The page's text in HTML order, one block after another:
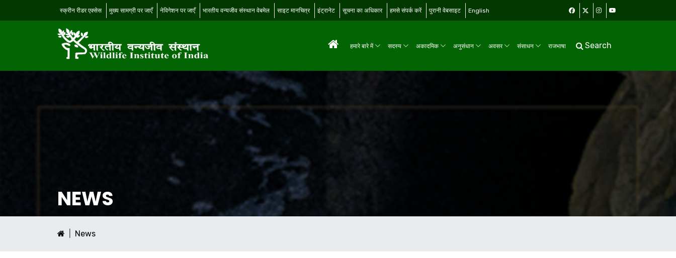
स्क्रीन रीडर एक्सेस मुख्य सामग्री पर जाएँ नेविगेशन पर जाएँ भारतीय वन्यजीव संस्थान वेबमेल साइट मानचित्र इंट्रानेट सूचना का अधिकार हमसे संपर्क करें पुरानी वेबसाइट English
हमारे बारे में सदस्य अकादमिक अनुसंधान अवसर संसाधन राजभाषा Search
NEWS
News